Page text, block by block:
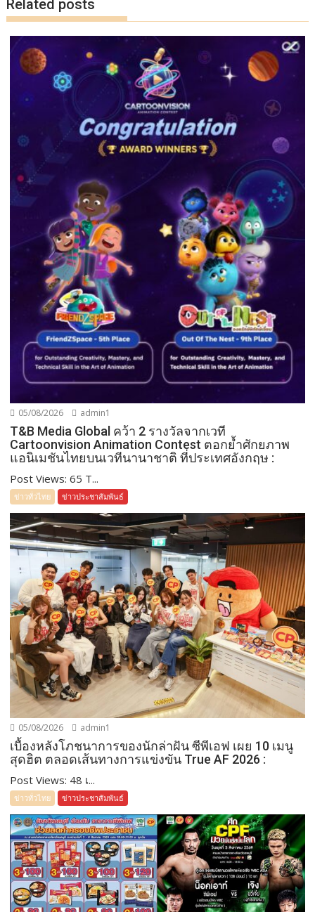
Related posts
05/08/2026 admin1
T&B Media Global คว้า 2 รางวัลจากเวที
Cartoonvision Animation Contest ตอกย้ำศักยภาพ
แอนิเมชันไทยบนเวทีนานาชาติ ที่ประเทศอังกฤษ :
Post Views: 65 T...
ข่าวทั่วไทย ข่าวประชาสัมพันธ์
05/08/2026 admin1
เบื้องหลังโภชนาการของนักล่าฝัน ซีพีเอฟ เผย 10 เมนู
สุดฮิต ตลอดเส้นทางการแข่งขัน True AF 2026 :
Post Views: 48 เ...
ข่าวทั่วไทย ข่าวประชาสัมพันธ์